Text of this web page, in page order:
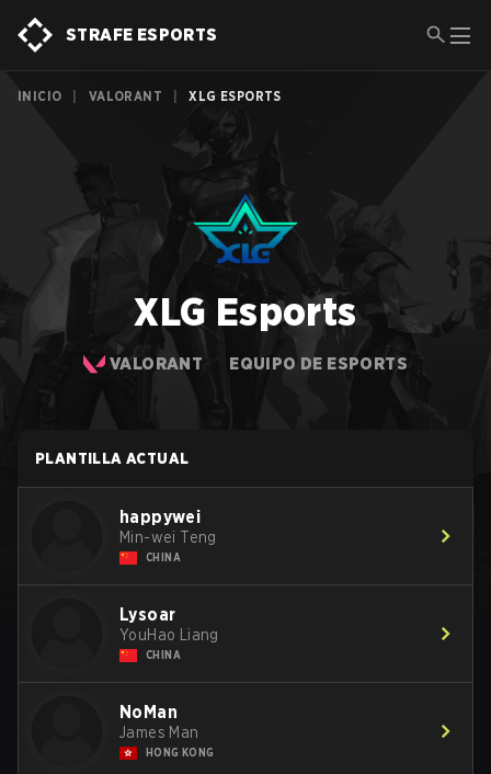
STRAFE ESPORTS
INICIO VALORANT XLG ESPORTS
XLG Esports
VALORANT EQUIPO DE ESPORTS
PLANTILLA ACTUAL
happywei
Min-wei Teng
CHINA
Lysoar
YouHao Liang
CHINA
NoMan
James Man
HONG KONG